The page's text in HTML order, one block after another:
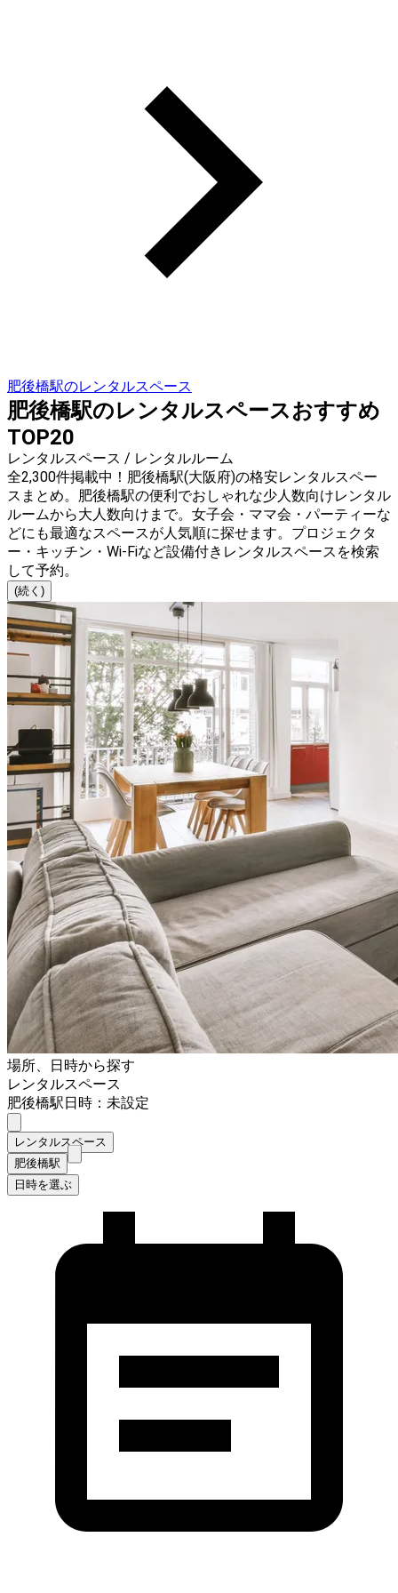
肥後橋駅のレンタルスペース
肥後橋駅のレンタルスペースおすすめ
TOP20
レンタルスペース / レンタルルーム
全2,300件掲載中！肥後橋駅(大阪府)の格安レンタルスペー
スまとめ。肥後橋駅の便利でおしゃれな少人数向けレンタル
ルームから大人数向けまで。女子会・ママ会・パーティーな
どにも最適なスペースが人気順に探せます。プロジェクタ
ー・キッチン・Wi-Fiなど設備付きレンタルスペースを検索
して予約。
(続く)
場所、日時から探す
レンタルスペース
肥後橋駅日時：未設定
レンタルスペース
肥後橋駅
日時を選ぶ